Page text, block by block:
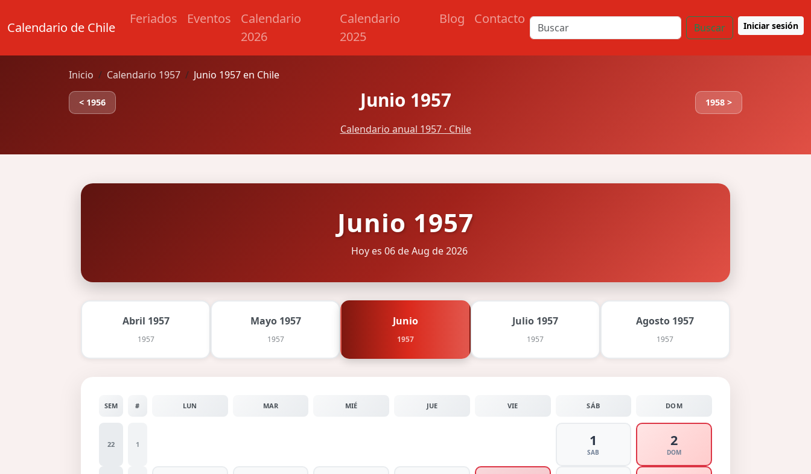
Calendario de Chile
Feriados Eventos
Calendario
2026
Calendario
2025
Blog Contacto
Buscar Iniciar sesión
Inicio Calendario 1957 Junio 1957 en Chile
< 1956 Junio 1957 1958 >
Calendario anual 1957 · Chile
Junio 1957
Hoy es 06 de Aug de 2026
Abril 1957
1957
Mayo 1957
1957
Junio
1957
Julio 1957
1957
Agosto 1957
1957
SEM # LUN MAR MIÉ JUE VIE SÁB DOM
22 1 1
SAB
2
DOM